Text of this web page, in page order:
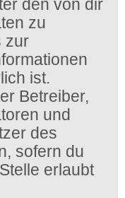
den von dir
zu
zur
ist.
Betreiber,
und
des
sofern du
erlaubt